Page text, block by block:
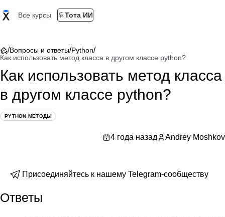
Все курсы Тота ИИ
/Вопросы и ответы/Python/
Как использовать метод класса в другом классе python?
Как использовать метод класса
в другом классе python?
PYTHON МЕТОДЫ
4 года назад Andrey Moshkov
Присоединяйтесь к нашему Telegram-сообществу
Ответы